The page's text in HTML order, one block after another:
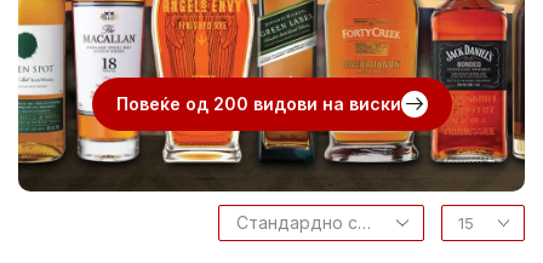
.
Повеќе од 200 видови на виски